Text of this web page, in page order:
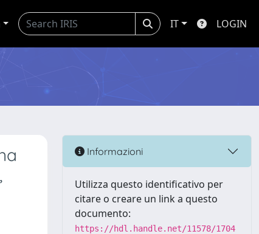
IT LOGIN
Informazioni
Utilizza questo identificativo per
citare o creare un link a questo
documento:
https://hdl.handle.net/11578/1704